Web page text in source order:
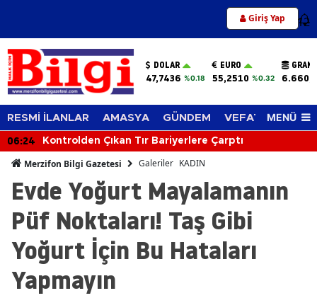
Giriş Yap 12
DOLAR
47,7436 %0.18
EURO
55,2510 %0.32
RESMİ İLANLAR AMASYA GÜNDEM VEFAT EDENLER
MENÜ
06:24 Kontrolden Çıkan Tır Bariyerlere Çarptı
Merzifon Bilgi Gazetesi Galeriler KADIN
Evde Yoğurt Mayalamanın
Püf Noktaları! Taş Gibi
Yoğurt İçin Bu Hataları
Yapmayın